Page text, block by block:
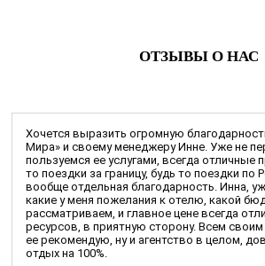
ОТЗЫВЫ О НАС
Хочется выразить огромную
Мира» и своему менеджеру Инне. Уже не
пользуемся ее услугами, всегда отличные
то поездки за границу, будь то поездки по
вообще отдельная благодарность. Инна,
какие у меня пожелания к отелю, какой
рассматриваем, и главное цене всегда
ресурсов, в приятную сторону. Всем
ее рекомендую, ну и агентство в целом,
отдых на 100%.